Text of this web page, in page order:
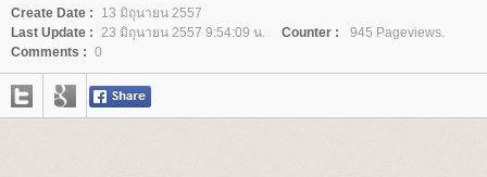
Create Date :
13 มิถุนายน 2557
Last Update : 23 มิถุนายน 2557 9:54:09 น. Counter :
945 Pageviews.
Comments : 0